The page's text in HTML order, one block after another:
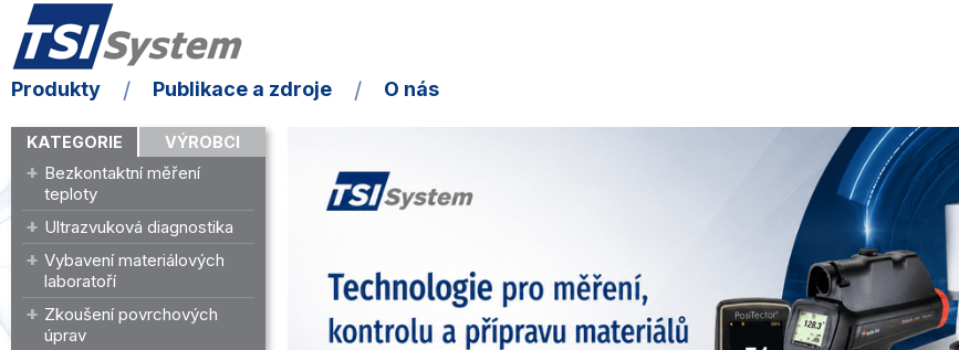
Produkty Publikace a zdroje O nás
KATEGORIE VÝROBCI
Bezkontaktní měření
teploty
Ultrazvuková diagnostika
Vybavení materiálových
laboratoří
Zkoušení povrchových
úprav